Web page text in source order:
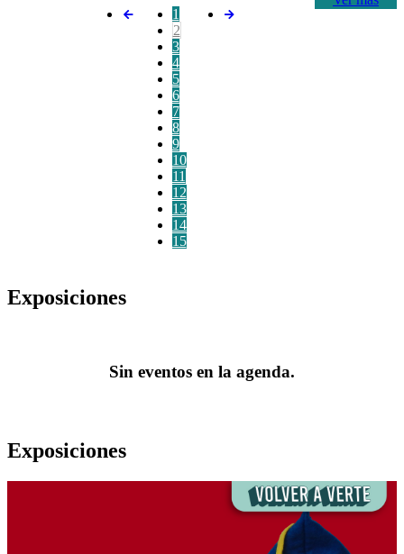
1
2
3
4
5
6
7
8
9
10
11
12
13
14
15
Exposiciones
Sin eventos en la agenda.
Exposiciones